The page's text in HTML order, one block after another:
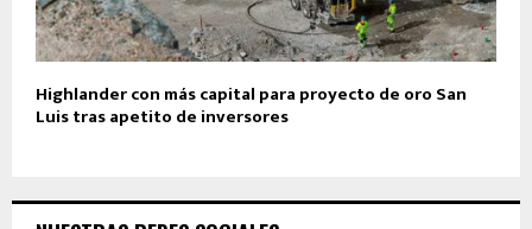
Highlander con más capital para proyecto de oro San
Luis tras apetito de inversores